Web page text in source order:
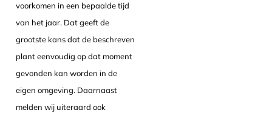
voorkomen in een bepaalde tijd
van het jaar. Dat geeft de
grootste kans dat de beschreven
plant eenvoudig op dat moment
gevonden kan worden in de
eigen omgeving. Daarnaast
melden wij uiteraard ook